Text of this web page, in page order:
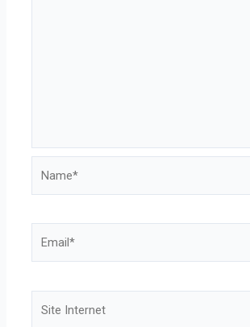
Internet